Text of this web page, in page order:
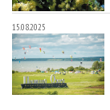
15.08.2025